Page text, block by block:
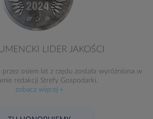
LIDER JAKOŚCI
osiem lat z rzędu została wyróżniona w
redakcji Strefy Gospodarki.
zobacz więcej »